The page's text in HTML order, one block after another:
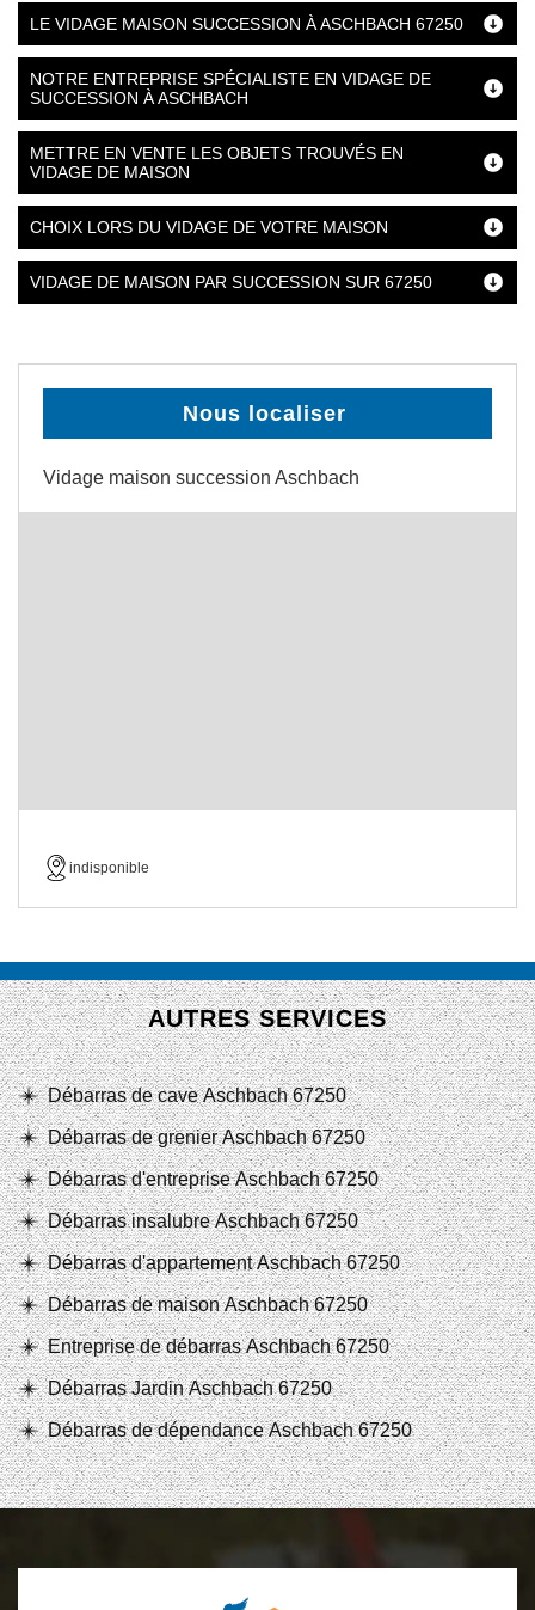
LE VIDAGE MAISON SUCCESSION À ASCHBACH 67250
NOTRE ENTREPRISE SPÉCIALISTE EN VIDAGE DE
SUCCESSION À ASCHBACH
METTRE EN VENTE LES OBJETS TROUVÉS EN
VIDAGE DE MAISON
CHOIX LORS DU VIDAGE DE VOTRE MAISON
VIDAGE DE MAISON PAR SUCCESSION SUR 67250
Nous localiser
Vidage maison succession Aschbach
indisponible
AUTRES SERVICES
Débarras de cave Aschbach 67250
Débarras de grenier Aschbach 67250
Débarras d'entreprise Aschbach 67250
Débarras insalubre Aschbach 67250
Débarras d'appartement Aschbach 67250
Débarras de maison Aschbach 67250
Entreprise de débarras Aschbach 67250
Débarras Jardin Aschbach 67250
Débarras de dépendance Aschbach 67250